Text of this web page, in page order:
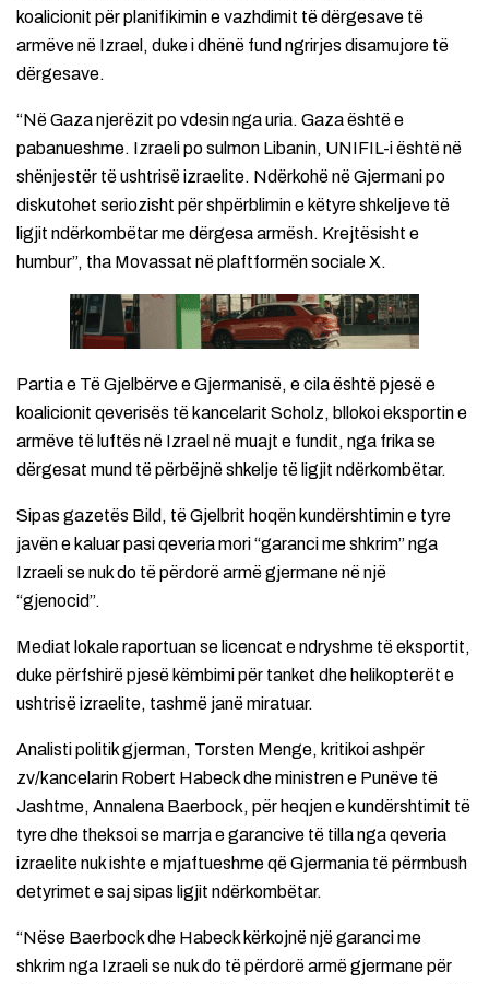
koalicionit për planifikimin e vazhdimit të dërgesave të
armëve në Izrael, duke i dhënë fund ngrirjes disamujore të
dërgesave.
“Në Gaza njerëzit po vdesin nga uria. Gaza është e
pabanueshme. Izraeli po sulmon Libanin, UNIFIL-i është në
shënjestër të ushtrisë izraelite. Ndërkohë në Gjermani po
diskutohet seriozisht për shpërblimin e këtyre shkeljeve të
ligjit ndërkombëtar me dërgesa armësh. Krejtësisht e
humbur”, tha Movassat në plaftformën sociale X.
Partia e Të Gjelbërve e Gjermanisë, e cila është pjesë e
koalicionit qeverisës të kancelarit Scholz, bllokoi eksportin e
armëve të luftës në Izrael në muajt e fundit, nga frika se
dërgesat mund të përbëjnë shkelje të ligjit ndërkombëtar.
Sipas gazetës Bild, të Gjelbrit hoqën kundërshtimin e tyre
javën e kaluar pasi qeveria mori “garanci me shkrim” nga
Izraeli se nuk do të përdorë armë gjermane në një
“gjenocid”.
Mediat lokale raportuan se licencat e ndryshme të eksportit,
duke përfshirë pjesë këmbimi për tanket dhe helikopterët e
ushtrisë izraelite, tashmë janë miratuar.
Analisti politik gjerman, Torsten Menge, kritikoi ashpër
zv/kancelarin Robert Habeck dhe ministren e Punëve të
Jashtme, Annalena Baerbock, për heqjen e kundërshtimit të
tyre dhe theksoi se marrja e garancive të tilla nga qeveria
izraelite nuk ishte e mjaftueshme që Gjermania të përmbush
detyrimet e saj sipas ligjit ndërkombëtar.
“Nëse Baerbock dhe Habeck kërkojnë një garanci me
shkrim nga Izraeli se nuk do të përdorë armë gjermane për